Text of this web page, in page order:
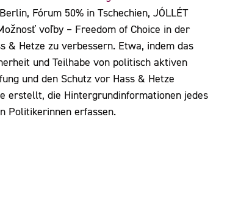
Fórum 50% in Tschechien, JÓLLÉT
voľby – Freedom of Choice in der
& Hetze zu verbessern. Etwa, indem das
und Teilhabe von politisch aktiven
und den Schutz vor Hass & Hetze
erstellt, die Hintergrundinformationen jedes
Politikerinnen erfassen.